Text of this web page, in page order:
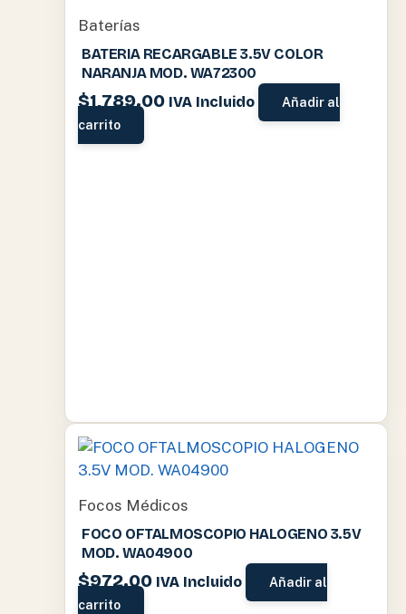
Baterías
BATERIA RECARGABLE 3.5V COLOR
NARANJA MOD. WA72300
$1,789.00 IVA Incluido
Añadir al
carrito
Focos Médicos
FOCO OFTALMOSCOPIO HALOGENO 3.5V
MOD. WA04900
$972.00 IVA Incluido
Añadir al
carrito